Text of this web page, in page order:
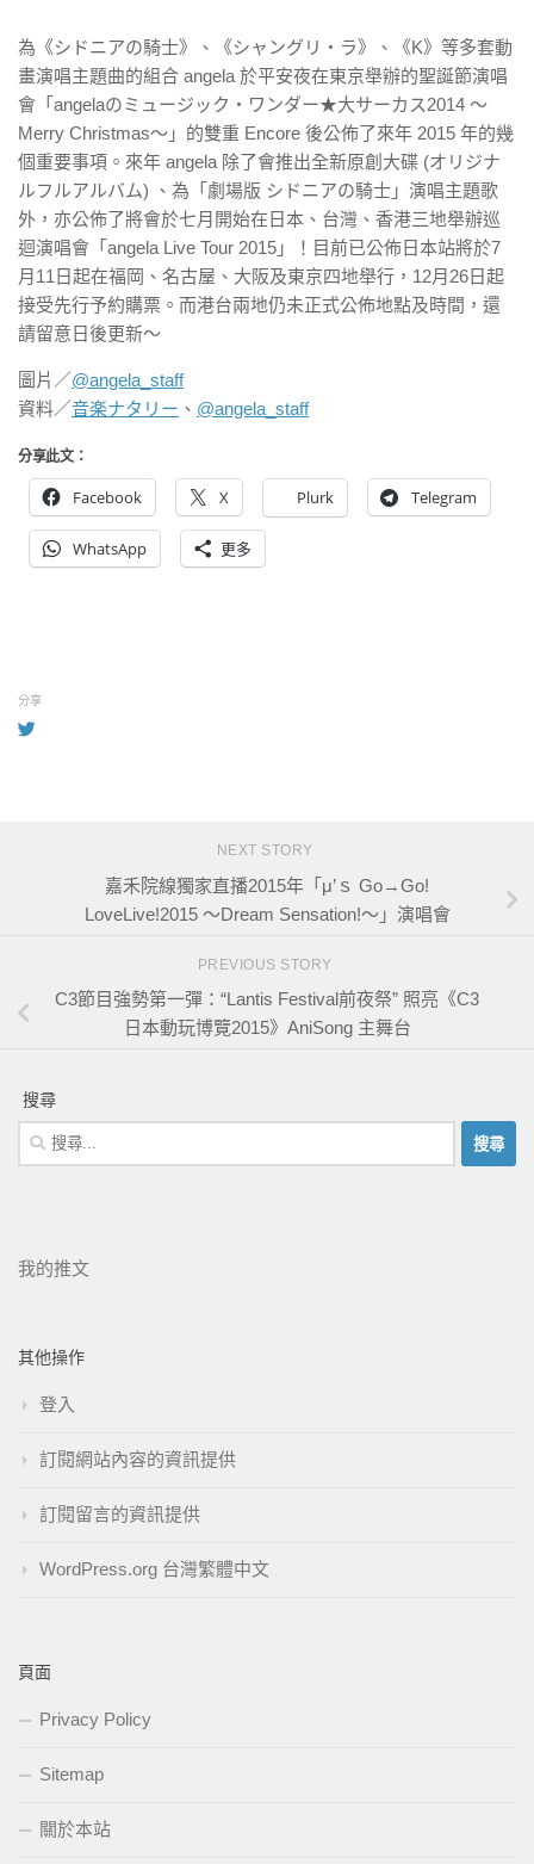
為《シドニアの騎士》、《シャングリ・ラ》、《K》等多套動
畫演唱主題曲的組合 angela 於平安夜在東京舉辦的聖誕節演唱
會「angelaのミュージック・ワンダー★大サーカス2014 〜
Merry Christmas〜」的雙重 Encore 後公佈了來年 2015 年的幾
個重要事項。來年 angela 除了會推出全新原創大碟 (オリジナ
ルフルアルバム) 、為「劇場版 シドニアの騎士」演唱主題歌
外，亦公佈了將會於七月開始在日本、台灣、香港三地舉辦巡
迴演唱會「angela Live Tour 2015」！目前已公佈日本站將於7
月11日起在福岡、名古屋、大阪及東京四地舉行，12月26日起
接受先行予約購票。而港台兩地仍未正式公佈地點及時間，還
請留意日後更新～
圖片／@angela_staff
資料／音楽ナタリー 、 @angela_staff
分享此文：
Facebook X Plurk Telegram
WhatsApp 更多
分享
NEXT STORY
嘉禾院線獨家直播2015年「μ’ｓ Go→Go!
LoveLive!2015 ～Dream Sensation!～」演唱會
PREVIOUS STORY
C3節目強勢第一彈：“Lantis Festival前夜祭” 照亮《C3
日本動玩博覽2015》AniSong 主舞台
搜尋
我的推文
其他操作
登入
訂閱網站內容的資訊提供
訂閱留言的資訊提供
WordPress.org 台灣繁體中文
頁面
Privacy Policy
Sitemap
關於本站